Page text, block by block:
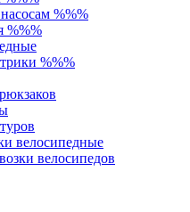
%%%
%%%
%%%
велосипедные
велосипедов